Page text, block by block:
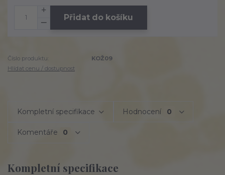
Přidat do košíku
Číslo produktu:
KOŽ09
Hlídat cenu / dostupnost
Kompletní specifikace Hodnocení 0
Komentáře 0
Kompletní specifikace